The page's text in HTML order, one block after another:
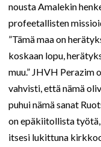
nousta Amalekin
profeetallisten
”Tämä maa on
koskaan lopu,
muu.” JHVH
vahvisti, että nämä
puhui nämä sanat
on epäkiitollista työtä,
itsesi lukittuna